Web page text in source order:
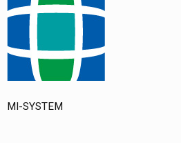
MI-SYSTEM